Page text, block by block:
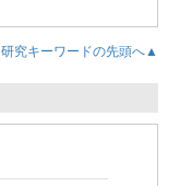
研究キーワードの先頭へ▲